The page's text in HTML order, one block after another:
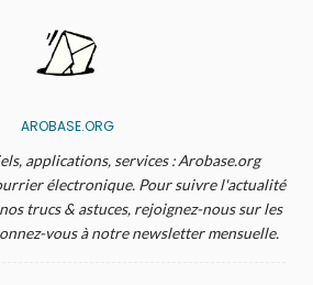
AROBASE.ORG
applications, services : Arobase.org
électronique. Pour suivre l'actualité
trucs & astuces, rejoignez-nous sur les
vous à notre newsletter mensuelle.